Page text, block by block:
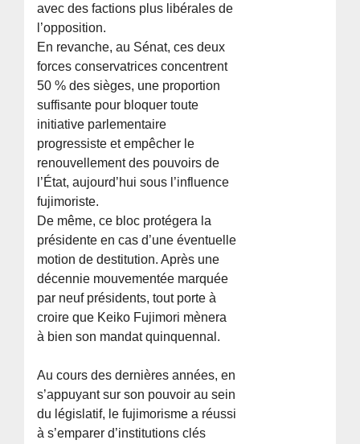
avec des factions plus libérales de
l’opposition.
En revanche, au Sénat, ces deux
forces conservatrices concentrent
50 % des sièges, une proportion
suffisante pour bloquer toute
initiative parlementaire
progressiste et empêcher le
renouvellement des pouvoirs de
l’État, aujourd’hui sous l’influence
fujimoriste.
De même, ce bloc protégera la
présidente en cas d’une éventuelle
motion de destitution. Après une
décennie mouvementée marquée
par neuf présidents, tout porte à
croire que Keiko Fujimori mènera
à bien son mandat quinquennal.
Au cours des dernières années, en
s’appuyant sur son pouvoir au sein
du législatif, le fujimorisme a réussi
à s’emparer d’institutions clés